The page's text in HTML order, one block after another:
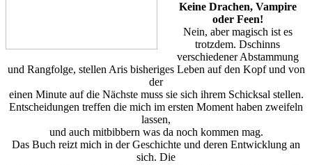
Keine Drachen, Vampire
oder Feen!
Nein, aber magisch ist es
trotzdem. Dschinns
verschiedener Abstammung
und Rangfolge, stellen Aris bisheriges Leben auf den Kopf und von
der
einen Minute auf die Nächste muss sie sich ihrem Schicksal stellen.
Entscheidungen treffen die mich im ersten Moment haben zweifeln
lassen,
und auch mitbibbern was da noch kommen mag.
Das Buch reizt mich in der Geschichte und deren Entwicklung an
sich. Die